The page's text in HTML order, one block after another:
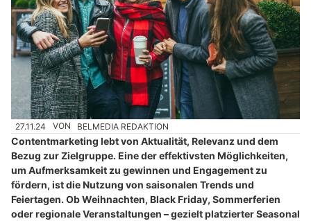
27.11.24 VON BELMEDIA REDAKTION
Contentmarketing lebt von Aktualität, Relevanz und dem
Bezug zur Zielgruppe. Eine der effektivsten Möglichkeiten,
um Aufmerksamkeit zu gewinnen und Engagement zu
fördern, ist die Nutzung von saisonalen Trends und
Feiertagen. Ob Weihnachten, Black Friday, Sommerferien
oder regionale Veranstaltungen – gezielt platzierter Seasonal